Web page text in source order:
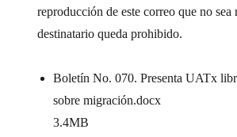
reproducción de este correo que no sea
destinatario queda prohibido.
Boletín No. 070. Presenta UATx
sobre migración.docx
3.4MB